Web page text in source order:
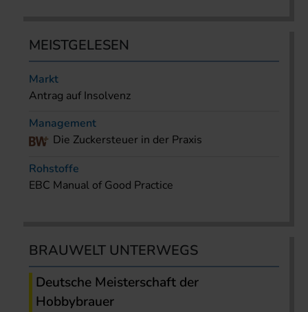
MEISTGELESEN
Markt
Antrag auf Insolvenz
Management
Die Zuckersteuer in der Praxis
Rohstoffe
EBC Manual of Good Practice
BRAUWELT UNTERWEGS
Deutsche Meisterschaft der
Hobbybrauer